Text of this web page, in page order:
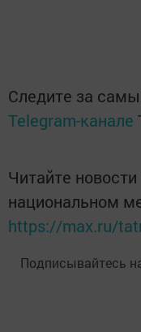
Следите за
Telegram-канале
Читайте
национальном
https://max.ru/
Подписывайтесь